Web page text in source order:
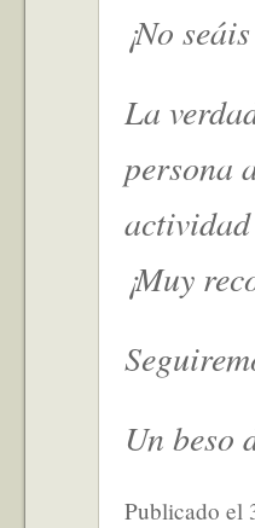
¡No
La
persona
¡Muy
Un beso
Publicado el